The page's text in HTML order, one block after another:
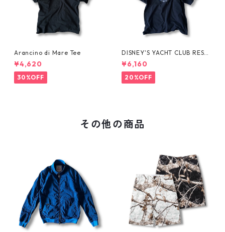
Arancino di Mare Tee
¥4,620
30%OFF
DISNEY'S YACHT CLUB RESO
RT Tee
¥6,160
20%OFF
その他の商品